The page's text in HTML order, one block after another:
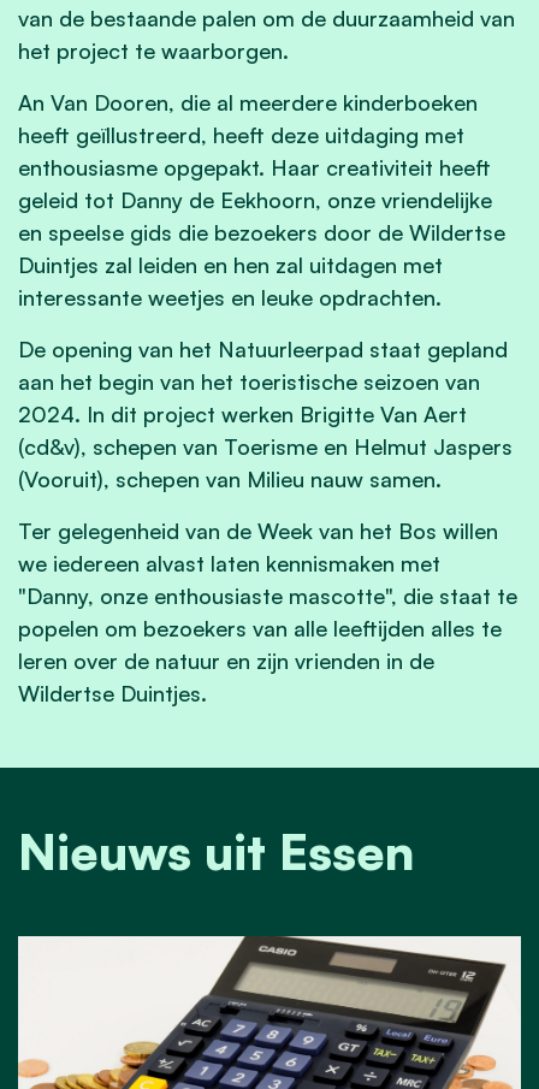
van de bestaande palen om de duurzaamheid van
het project te waarborgen.
An Van Dooren, die al meerdere kinderboeken
heeft geïllustreerd, heeft deze uitdaging met
enthousiasme opgepakt. Haar creativiteit heeft
geleid tot Danny de Eekhoorn, onze vriendelijke
en speelse gids die bezoekers door de Wildertse
Duintjes zal leiden en hen zal uitdagen met
interessante weetjes en leuke opdrachten.
De opening van het Natuurleerpad staat gepland
aan het begin van het toeristische seizoen van
2024. In dit project werken Brigitte Van Aert
(cd&v), schepen van Toerisme en Helmut Jaspers
(Vooruit), schepen van Milieu nauw samen.
Ter gelegenheid van de Week van het Bos willen
we iedereen alvast laten kennismaken met
"Danny, onze enthousiaste mascotte", die staat te
popelen om bezoekers van alle leeftijden alles te
leren over de natuur en zijn vrienden in de
Wildertse Duintjes.
Nieuws uit Essen